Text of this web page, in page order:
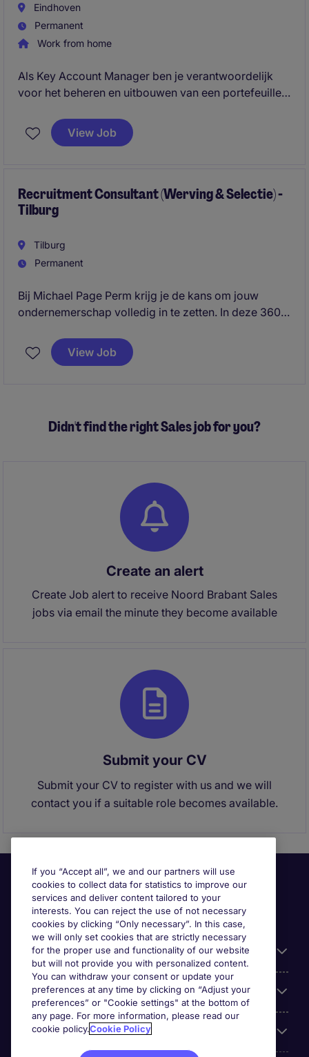
Eindhoven
Permanent
Work from home
Als Key Account Manager ben je verantwoordelijk
voor het beheren en uitbouwen van een portefeuille
fungeert als strategisch sparringpartner voor jouw
klanten en vertaalt hun behoeften naar concrete
intensief samen met interne stakeholders zoals
engineering, operations en supply chain.
View Job
Recruitment Consultant (Werving & Selectie) -
Tilburg
Tilburg
Permanent
Bij Michael Page Perm krijg je de kans om jouw
ondernemerschap volledig in te zetten. In deze 360°
kandidaat: jij bouwt je eigen business, sluit deals en
zorgt dat de beste professionals op de juiste plek
View Job
Didn't find the right Sales job for you?
Create an alert
Create Job alert to receive Noord Brabant Sales
jobs via email the minute they become available
Submit your CV
Submit your CV to register with us and we will
contact you if a suitable role becomes available.
Useful information
Our Expertise
Google Rating
If you “Accept all”, we and our partners will use
cookies to collect data for statistics to improve our
services and deliver content tailored to your
interests. You can reject the use of not necessary
cookies by clicking “Only necessary”. In this case,
we will only set cookies that are strictly necessary
for the proper use and functionality of our website
but will not provide you with personalized content.
You can withdraw your consent or update your
preferences at any time by clicking on “Adjust your
preferences” or "Cookie settings" at the bottom of
any page. For more information, please read our
cookie policy.Cookie Policy